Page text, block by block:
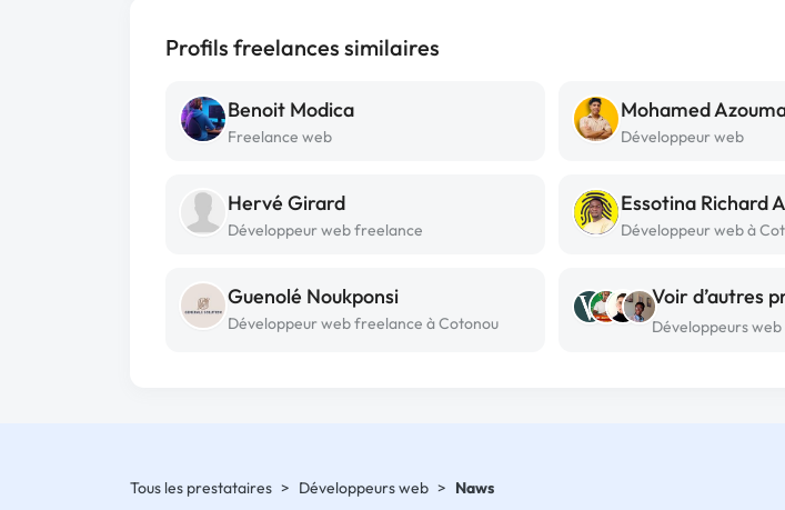
Profils freelances similaires
Benoit Modica
Freelance web
Mohamed
Développeur web
Hervé Girard
Développeur web freelance
Essotina Richard
Développeur web à
Guenolé Noukponsi
Développeur web freelance à Cotonou
Voir d’autres
Développeurs
Tous les prestataires > Développeurs web > Naws